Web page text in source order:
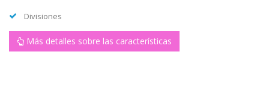
Divisiones
Más detalles sobre las características